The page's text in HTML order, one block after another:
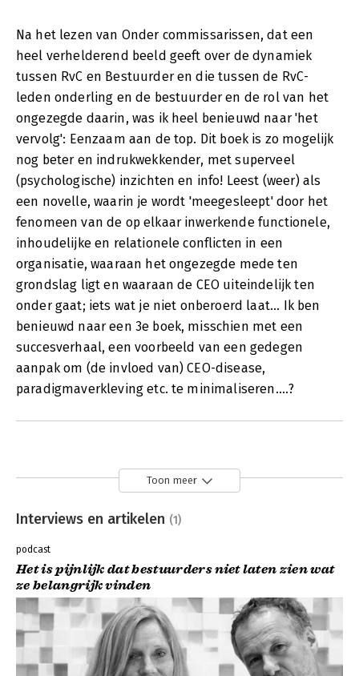
Na het lezen van Onder commissarissen, dat een
heel verhelderend beeld geeft over de dynamiek
tussen RvC en Bestuurder en die tussen de RvC-
leden onderling en de bestuurder en de rol van het
ongezegde daarin, was ik heel benieuwd naar 'het
vervolg': Eenzaam aan de top. Dit boek is zo mogelijk
nog beter en indrukwekkender, met superveel
(psychologische) inzichten en info! Leest (weer) als
een novelle, waarin je wordt 'meegesleept' door het
fenomeen van de op elkaar inwerkende functionele,
inhoudelijke en relationele conflicten in een
organisatie, waaraan het ongezegde mede ten
grondslag ligt en waaraan de CEO uiteindelijk ten
onder gaat; iets wat je niet onberoerd laat... Ik ben
benieuwd naar een 3e boek, misschien met een
succesverhaal, een voorbeeld van een gedegen
aanpak om (de invloed van) CEO-disease,
paradigmaverkleving etc. te minimaliseren....?
Toon meer
Interviews en artikelen (1)
podcast
Het is pijnlijk dat bestuurders niet laten zien wat
ze belangrijk vinden